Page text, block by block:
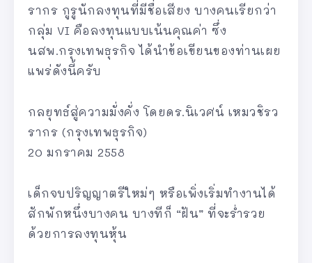
รากร กูรูนักลงทุนที่มีชื่อเสียง บางคนเรียกว่า
กลุ่ม VI คือลงทุนแบบเน้นคุณค่า ซึ่ง
นสพ.กรุงเทพธุรกิจ ได้นำข้อเขียนของท่านเผย
แพร่ดังนี้ครับ
กลยุทธ์สู่ความมั่งคั่ง โดยดร.นิเวศน์ เหมวชิรว
รากร (กรุงเทพธุรกิจ)
20 มกราคม 2558
เด็กจบปริญญาตรีใหม่ๆ หรือเพิ่งเริ่มทำงานได้
สักพักหนึ่งบางคน บางทีก็ “ฝัน” ที่จะร่ำรวย
ด้วยการลงทุนหุ้น